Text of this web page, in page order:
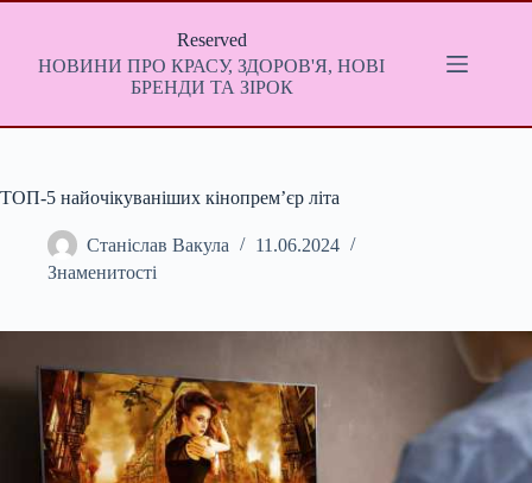
Перейти
Reserved
НОВИНИ ПРО КРАСУ, ЗДОРОВ'Я, НОВІ
БРЕНДИ ТА ЗІРОК
ТОП-5 найочікуваніших кінопрем’єр літа
Станіслав Вакула
11.06.2024
Знаменитості